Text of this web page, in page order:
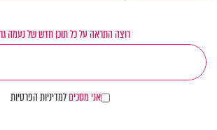
רוצה התראה על כל תוכן חדש של נעמה
אני מסכיםלמדיניות הפרטיות